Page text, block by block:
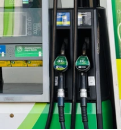
aos preços
(+3,4%) e dos
preços das "carnes